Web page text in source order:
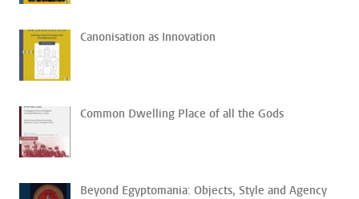
Canonisation as Innovation
Common Dwelling Place of all the Gods
Beyond Egyptomania: Objects, Style and Agency